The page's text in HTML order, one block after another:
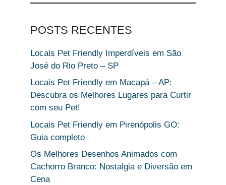
POSTS RECENTES
Locais Pet Friendly Imperdíveis em São
José do Rio Preto – SP
Locais Pet Friendly em Macapá – AP:
Descubra os Melhores Lugares para Curtir
com seu Pet!
Locais Pet Friendly em Pirenópolis GO:
Guia completo
Os Melhores Desenhos Animados com
Cachorro Branco: Nostalgia e Diversão em
Cena